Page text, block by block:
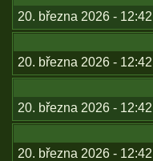
20. března 2026 - 12:42 |
20. března 2026 - 12:42 |
20. března 2026 - 12:42 |
20. března 2026 - 12:42 |